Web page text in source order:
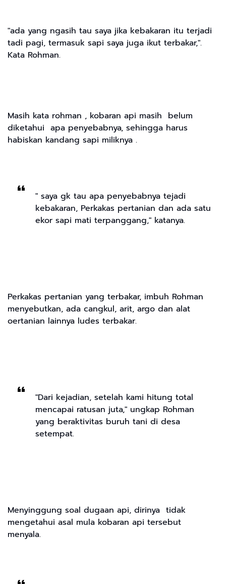
"ada yang ngasih tau saya jika kebakaran itu terjadi
tadi pagi, termasuk sapi saya juga ikut terbakar,".
Kata Rohman.
Masih kata rohman , kobaran api masih belum
diketahui apa penyebabnya, sehingga harus
habiskan kandang sapi miliknya .
" saya gk tau apa penyebabnya tejadi
kebakaran, Perkakas pertanian dan ada satu
ekor sapi mati terpanggang," katanya.
Perkakas pertanian yang terbakar, imbuh Rohman
menyebutkan, ada cangkul, arit, argo dan alat
oertanian lainnya ludes terbakar.
"Dari kejadian, setelah kami hitung total
mencapai ratusan juta," ungkap Rohman
yang beraktivitas buruh tani di desa
setempat.
Menyinggung soal dugaan api, dirinya tidak
mengetahui asal mula kobaran api tersebut
menyala.